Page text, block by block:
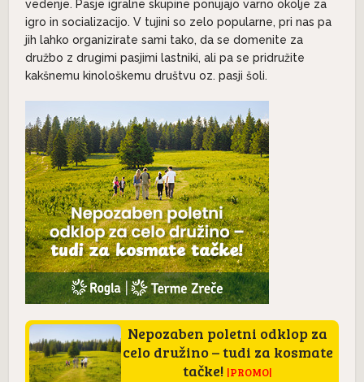
vedenje. Pasje igralne skupine ponujajo varno okolje za
igro in socializacijo. V tujini so zelo popularne, pri nas pa
jih lahko organizirate sami tako, da se domenite za
družbo z drugimi pasjimi lastniki, ali pa se pridružite
kakšnemu kinološkemu društvu oz. pasji šoli.
Nepozaben poletni odklop za
celo družino – tudi za kosmate
tačke! |PROMO|